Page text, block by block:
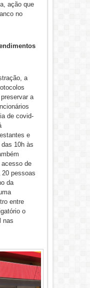
ação que
no
a
a
de covid-
e
10h às
acesso de
pessoas
da
entre
o
nas